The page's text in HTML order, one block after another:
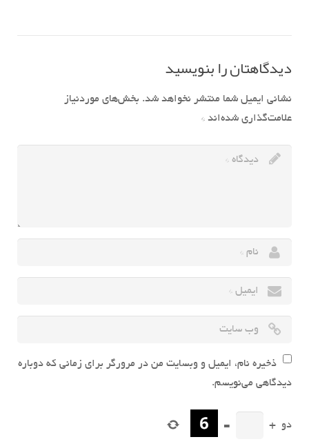
دیدگاهتان را بنویسید
نشانی ایمیل شما منتشر نخواهد شد. بخش‌های موردنیاز
علامت‌گذاری شده‌اند *
ذخیره نام، ایمیل و وبسایت من در مرورگر برای زمانی که دوباره
دیدگاهی می‌نویسم.
دو +
=